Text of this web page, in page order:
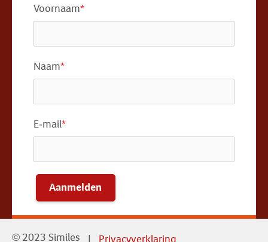
Voornaam*
Naam*
E-mail*
Aanmelden
© 2023 Similes Privacyverklaring